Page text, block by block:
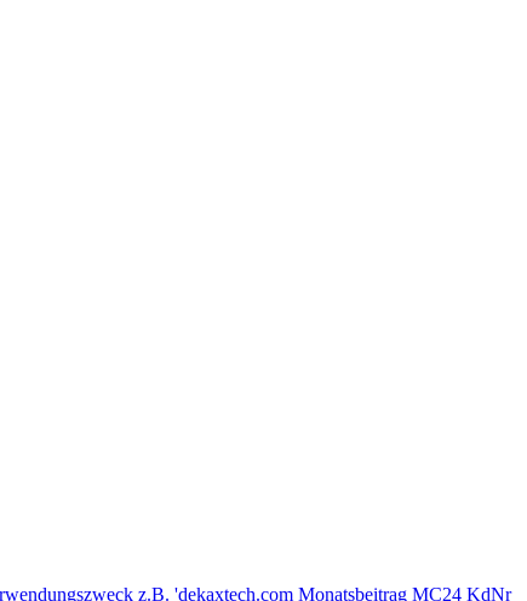
z.B. 'dekaxtech.com Monatsbeitrag MC24 KdNr